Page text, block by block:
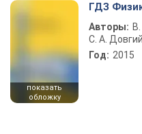
показать
обложку
ГДЗ
Авторы:
С. А. Довгий
Год: 2015